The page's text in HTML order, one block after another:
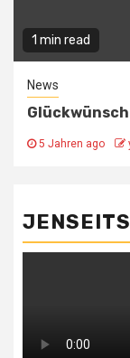
1 min read
News
5 Jahren ago